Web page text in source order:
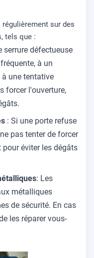
sur des
tels que :
serrure défectueuse
à un
une tentative
forcer l'ouverture,
: Si une porte refuse
pas tenter de forcer
pour éviter les dégâts
: Les
métalliques
de sécurité. En cas
les réparer vous-